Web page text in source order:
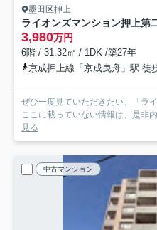
墨田区押上
ライオンズマンション押上第
3,980万円
6階 / 31.32㎡ / 1DK /築27年
京成押上線「京成曳舟」駅 徒
ぜひ一度見ていただきたい、「ラ
ここに載っていない情報は、是非
見る
中古マンション